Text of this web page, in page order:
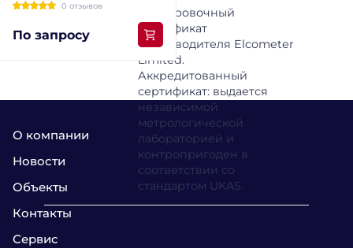
Доступные
Калибровочный
сертификат
производителя Elcometer
Limited.
Аккредитованный
сертификат: выдается
независимой
метрологической
лабораторией и
контропригоден в
соответствии со
стандартом UKAS.
0 отзывов
По запросу
О компании
Новости
Объекты
Контакты
Сервис